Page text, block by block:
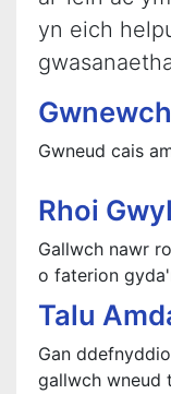
yn eich
Gwneud cais
Rhoi
Gallwch nawr
o faterion
Talu
Gan
gallwch wneud